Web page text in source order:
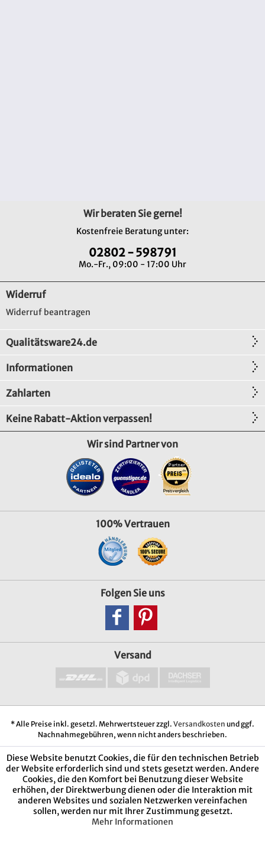
Wir beraten Sie gerne!
Kostenfreie Beratung unter:
02802 - 598791
Mo.-Fr., 09:00 - 17:00 Uhr
Widerruf
Widerruf beantragen
Qualitätsware24.de
Informationen
Zahlarten
Keine Rabatt-Aktion verpassen!
Wir sind Partner von
100% Vertrauen
Folgen Sie uns
Versand
* Alle Preise inkl. gesetzl. Mehrwertsteuer zzgl. Versandkosten und ggf.
Nachnahmegebühren, wenn nicht anders beschrieben.
Diese Website benutzt Cookies, die für den technischen Betrieb
der Website erforderlich sind und stets gesetzt werden. Andere
Cookies, die den Komfort bei Benutzung dieser Website
erhöhen, der Direktwerbung dienen oder die Interaktion mit
anderen Websites und sozialen Netzwerken vereinfachen
sollen, werden nur mit Ihrer Zustimmung gesetzt.
Mehr Informationen